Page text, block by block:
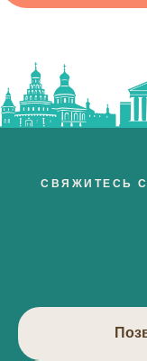
СВЯЖИТЕСЬ